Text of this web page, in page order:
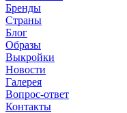
Бренды
Страны
Блог
Образы
Выкройки
Новости
Галерея
Вопрос-ответ
Контакты